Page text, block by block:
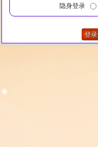
隐身登录